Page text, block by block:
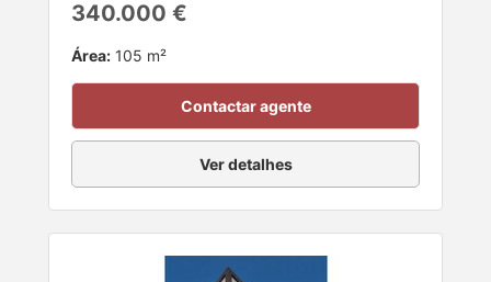
340.000 €
Área: 105 m²
Contactar agente
Ver detalhes